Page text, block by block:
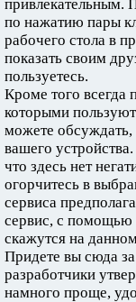
привлекательным.
по нажатию пары
рабочего стола в
показать своим
пользуетесь.
Кроме того всегда
которыми
можете обсуждать,
вашего
что здесь нет
огорчитесь в
сервиса
сервис, с помощью
скажутся на
Придете вы сюда
разработчики
намного проще,